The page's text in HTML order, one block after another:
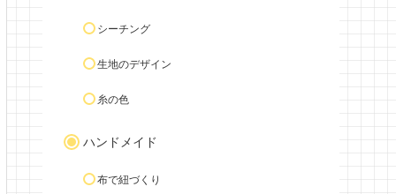
シーチング
生地のデザイン
糸の色
ハンドメイド
布で紐づくり